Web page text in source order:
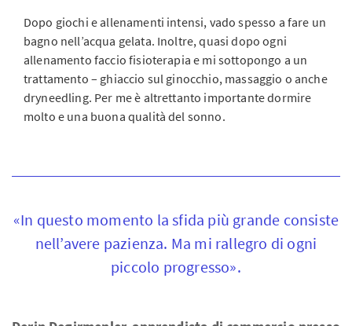
Dopo giochi e allenamenti intensi, vado spesso a fare un
bagno nell’acqua gelata. Inoltre, quasi dopo ogni
allenamento faccio fisioterapia e mi sottopongo a un
trattamento – ghiaccio sul ginocchio, massaggio o anche
dryneedling. Per me è altrettanto importante dormire
molto e una buona qualità del sonno.
«In questo momento la sfida più grande consiste
nell’avere pazienza. Ma mi rallegro di ogni
piccolo progresso».